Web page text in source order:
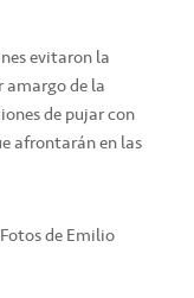
evitaron la
amargo de la
de pujar con
afrontarán en las
de Emilio